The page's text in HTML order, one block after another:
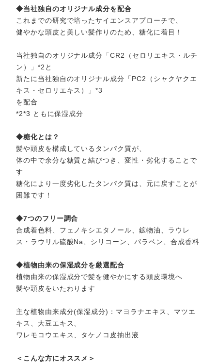
◆当社独自のオリジナル成分を配合
これまでの研究で培ったサイエンスアプローチで、
健やかな頭皮と美しい髪作りのため、糖化に着目！
当社独自のオリジナル成分「CR2（セロリエキス・ルチ
ン）」 *2 と
新たに当社独自のオリジナル成分「PC2（シャクヤクエ
キス・セロリエキス）」*3
を配合
*2*3 ともに保湿成分
◆糖化とは？
髪や頭皮を構成しているタンパク質が、
体の中で余分な糖質と結びつき、変性・劣化することで
す
糖化により一度劣化したタンパク質は、元に戻すことが
困難です！
◆7つのフリー調合
合成着色料、フェノキシエタノール、鉱物油、ラウレ
ス・ラウリル硫酸Na、シリコーン、パラベン、合成香料
◆植物由来の保湿成分を厳選配合
植物由来の保湿成分で髪を健やかにする頭皮環境へ
髪や頭皮をいたわります
主な植物由来成分(保湿成分)：マヨラナエキス、マツエ
キス、大豆エキス、
ワレモコウエキス、タケノコ皮抽出液
＜こんな方にオススメ＞